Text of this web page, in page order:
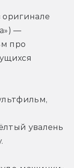
—
про
увалень